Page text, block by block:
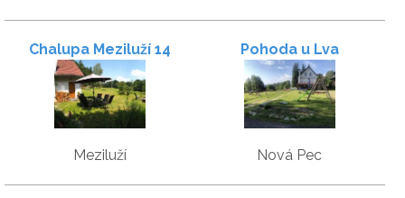
Chalupa Meziluží 14
Meziluží
Pohoda u Lva
Nová Pec